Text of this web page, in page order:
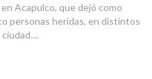
Acapulco, que dejó como
personas heridas, en distintos